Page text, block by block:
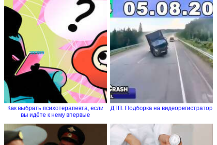
Как выбрать психотерапевта, если
вы идёте к нему впервые
ДТП. Подборка на видеорегистратор